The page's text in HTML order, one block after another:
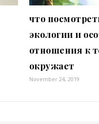
что
экологии и
отношения к
окружает
November 24, 2019